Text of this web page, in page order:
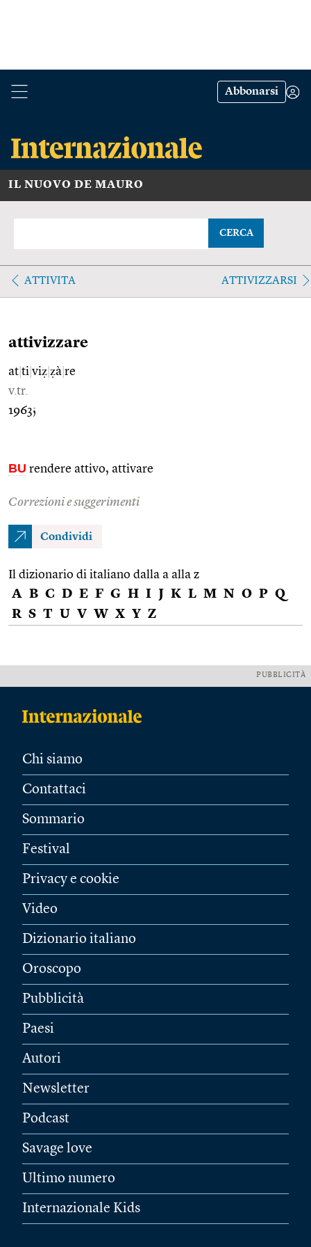
Abbonarsi
IL NUOVO DE MAURO
CERCA
ATTIVITA ATTIVIZZARSI
attivizzare
at ti viẓ ẓà re
v.tr.
1963;
BU rendere attivo, attivare
Correzioni e suggerimenti
Condividi
Il dizionario di italiano dalla a alla z
A B C D E F G H I J K L M N O P Q
R S T U V W X Y Z
PUBBLICITÀ
Chi siamo
Contattaci
Sommario
Festival
Privacy e cookie
Video
Dizionario italiano
Oroscopo
Pubblicità
Paesi
Autori
Newsletter
Podcast
Savage love
Ultimo numero
Internazionale Kids